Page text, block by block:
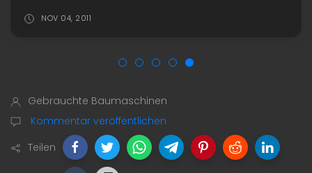
NOV 04, 2011
Gebrauchte Baumaschinen
Kommentar veröffentlichen
Teilen